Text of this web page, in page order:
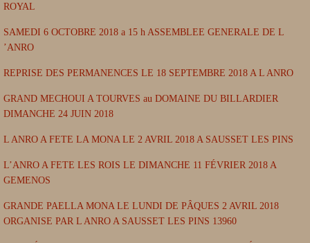
ROYAL
SAMEDI 6 OCTOBRE 2018 a 15 h ASSEMBLEE GENERALE DE L
’ANRO
REPRISE DES PERMANENCES LE 18 SEPTEMBRE 2018 A L ANRO
GRAND MECHOUI A TOURVES au DOMAINE DU BILLARDIER
DIMANCHE 24 JUIN 2018
L ANRO A FETE LA MONA LE 2 AVRIL 2018 A SAUSSET LES PINS
L’ANRO A FETE LES ROIS LE DIMANCHE 11 FÉVRIER 2018 A
GEMENOS
GRANDE PAELLA MONA LE LUNDI DE PÂQUES 2 AVRIL 2018
ORGANISE PAR L ANRO A SAUSSET LES PINS 13960